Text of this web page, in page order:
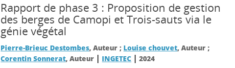
Rapport de phase 3 : Proposition de gestion
des berges de Camopi et Trois-sauts via le
génie végétal
Pierre-Brieuc Destombes, Auteur ; Louise chouvet, Auteur ;
Corentin Sonnerat, Auteur | INGETEC |2024